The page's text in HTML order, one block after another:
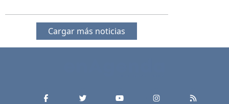
Cargar más noticias